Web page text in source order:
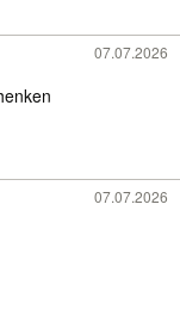
07.07.2026
07.07.2026